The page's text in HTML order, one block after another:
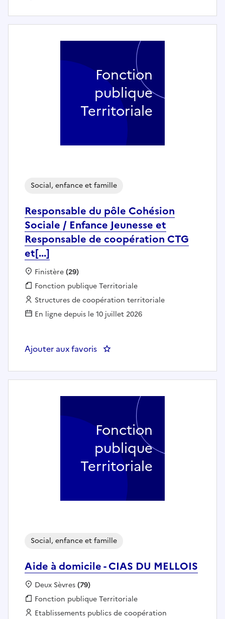
Responsable du pôle Cohésion
Sociale / Enfance Jeunesse et
Responsable de coopération CTG
et[...]
Social, enfance et famille
Localisation :
Finistère(29)
Fonction publique :
Fonction publique Territoriale
Employeur :
Structures de coopération territoriale
En ligne depuis le 10 juillet 2026
Ajouter aux favoris : Responsable du pôle
Fonction
publique
Territoriale
Aide à domicile - CIAS DU MELLOIS
Social, enfance et famille
Localisation :
Deux Sèvres(79)
Fonction publique :
Fonction publique Territoriale
Employeur :
Etablissements publics de coopération
Fonction
publique
Territoriale